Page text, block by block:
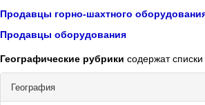
Продавцы горно-шахтного
Продавцы оборудования
Географические рубрики содержат
География